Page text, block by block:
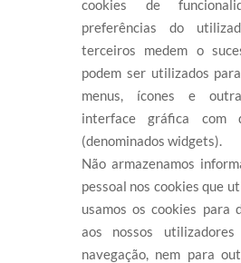
cookies de
preferências do
terceiros medem o
podem ser utilizados
menus, ícones e
interface gráfica com
(denominados widgets).
Não armazenamos
pessoal nos cookies que
usamos os cookies para
aos nossos
navegação, nem para